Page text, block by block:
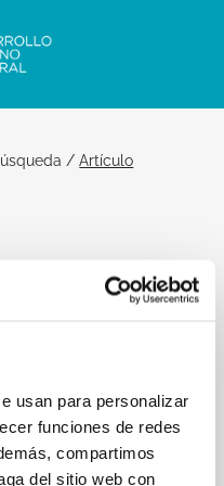
usan para personalizar
funciones de redes
compartimos
del sitio web con
/Artículo
PDF
momento a los